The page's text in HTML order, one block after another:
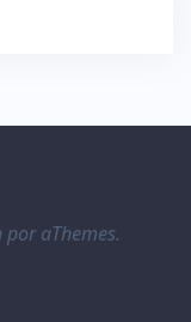
por aThemes.